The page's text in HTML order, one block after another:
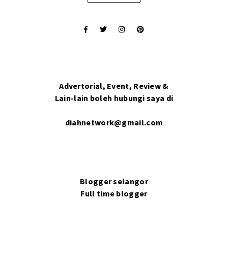
Advertorial, Event, Review &
Lain-lain boleh hubungi saya di
diahnetwork@gmail.com
Blogger selangor
Full time blogger